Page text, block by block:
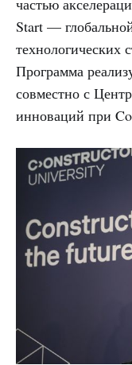
частью
Start —
технологических
Программа
совместно с
инноваций при